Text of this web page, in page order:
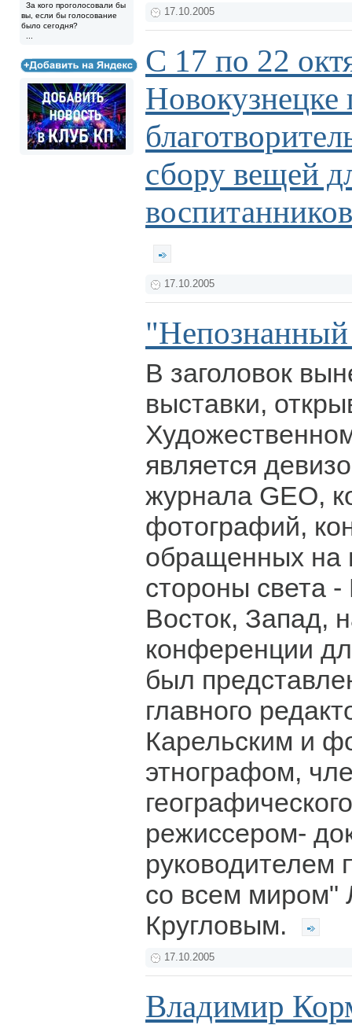
За кого проголосовали бы
вы, если бы голосование
было сегодня?
17.10.2005
С 17 по 22
Новокузнецке
сбору вещей
17.10.2005
В заголовок
выставки,
является
журнала GEO,
фотографий,
обращенных на
стороны света
Восток, Запад,
конференции
был
главного
Карельским и
этнографом,
режиссером-
руководителем
со всем миром"
Кругловым.
17.10.2005
Владимир